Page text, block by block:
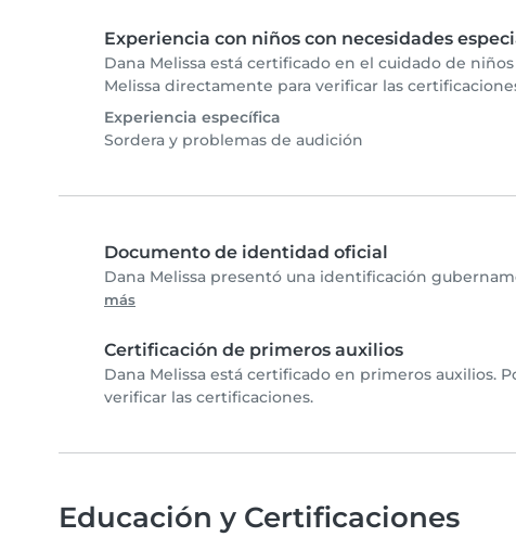
Experiencia con niños con necesidades
Dana Melissa está certificado en el cuidado de
Melissa directamente para verificar las
Experiencia específica
Sordera y problemas de audición
Documento de identidad oficial
Dana Melissa presentó una identificación
más
Certificación de primeros auxilios
Dana Melissa está certificado en primeros auxilios.
verificar las certificaciones.
Educación y Certificaciones